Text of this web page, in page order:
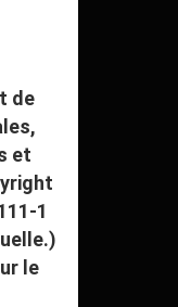
de
et
1
le